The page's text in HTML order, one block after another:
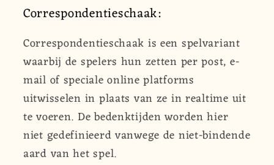
Correspondentieschaak:
Correspondentieschaak is een spelvariant
waarbij de spelers hun zetten per post, e-
mail of speciale online platforms
uitwisselen in plaats van ze in realtime uit
te voeren. De bedenktijden worden hier
niet gedefinieerd vanwege de niet-bindende
aard van het spel.